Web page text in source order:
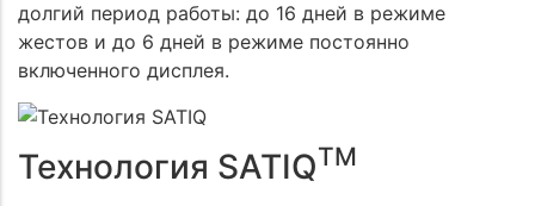
долгий период работы: до 16 дней в режиме
жестов и до 6 дней в режиме постоянно
включенного дисплея.
Технология SATIQTM